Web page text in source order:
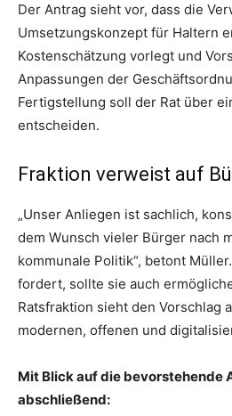
Der Antrag sieht vor, dass die
Umsetzungskonzept für Haltern
Kostenschätzung vorlegt und
Anpassungen der
Fertigstellung soll der Rat über
entscheiden.
Fraktion verweist auf
„Unser Anliegen ist sachlich,
dem Wunsch vieler Bürger nach
kommunale Politik“, betont
fordert, sollte sie auch
Ratsfraktion sieht den Vorschlag
modernen, offenen und
Mit Blick auf die bevorstehende
abschließend: